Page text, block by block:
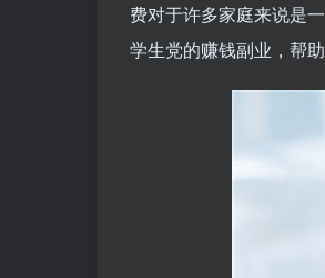
费对于许多家庭来说是
学生党的赚钱副业，帮